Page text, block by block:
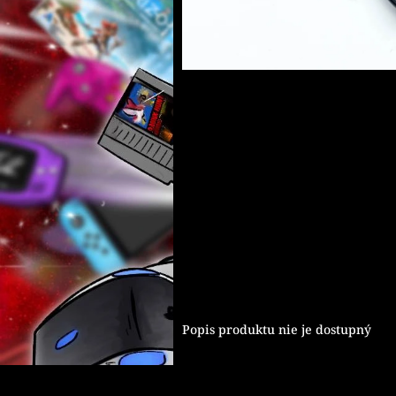
Popis produktu nie je dostupný